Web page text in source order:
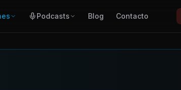
Podcasts Blog Contacto